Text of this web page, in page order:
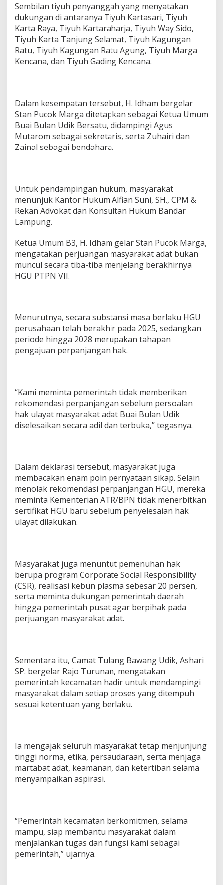
Sembilan tiyuh penyanggah yang menyatakan
dukungan di antaranya Tiyuh Kartasari, Tiyuh
Karta Raya, Tiyuh Kartaraharja, Tiyuh Way Sido,
Tiyuh Karta Tanjung Selamat, Tiyuh Kagungan
Ratu, Tiyuh Kagungan Ratu Agung, Tiyuh Marga
Kencana, dan Tiyuh Gading Kencana.
Dalam kesempatan tersebut, H. Idham bergelar
Stan Pucok Marga ditetapkan sebagai Ketua Umum
Buai Bulan Udik Bersatu, didampingi Agus
Mutarom sebagai sekretaris, serta Zuhairi dan
Zainal sebagai bendahara.
Untuk pendampingan hukum, masyarakat
menunjuk Kantor Hukum Alfian Suni, SH., CPM &
Rekan Advokat dan Konsultan Hukum Bandar
Lampung.
‎Ketua Umum B3, H. Idham gelar Stan Pucok Marga,
mengatakan perjuangan masyarakat adat bukan
muncul secara tiba-tiba menjelang berakhirnya
HGU PTPN VII.
Menurutnya, secara substansi masa berlaku HGU
perusahaan telah berakhir pada 2025, sedangkan
periode hingga 2028 merupakan tahapan
pengajuan perpanjangan hak.
“Kami meminta pemerintah tidak memberikan
rekomendasi perpanjangan sebelum persoalan
hak ulayat masyarakat adat Buai Bulan Udik
diselesaikan secara adil dan terbuka,” tegasnya.
Dalam deklarasi tersebut, masyarakat juga
membacakan enam poin pernyataan sikap. Selain
menolak rekomendasi perpanjangan HGU, mereka
meminta Kementerian ATR/BPN tidak menerbitkan
sertifikat HGU baru sebelum penyelesaian hak
ulayat dilakukan.
Masyarakat juga menuntut pemenuhan hak
berupa program Corporate Social Responsibility
(CSR), realisasi kebun plasma sebesar 20 persen,
serta meminta dukungan pemerintah daerah
hingga pemerintah pusat agar berpihak pada
perjuangan masyarakat adat.
Sementara itu, Camat Tulang Bawang Udik, Ashari
SP. bergelar Rajo Turunan, mengatakan
pemerintah kecamatan hadir untuk mendampingi
masyarakat dalam setiap proses yang ditempuh
sesuai ketentuan yang berlaku.
Ia mengajak seluruh masyarakat tetap menjunjung
tinggi norma, etika, persaudaraan, serta menjaga
martabat adat, keamanan, dan ketertiban selama
menyampaikan aspirasi.
“Pemerintah kecamatan berkomitmen, selama
mampu, siap membantu masyarakat dalam
menjalankan tugas dan fungsi kami sebagai
pemerintah,” ujarnya.